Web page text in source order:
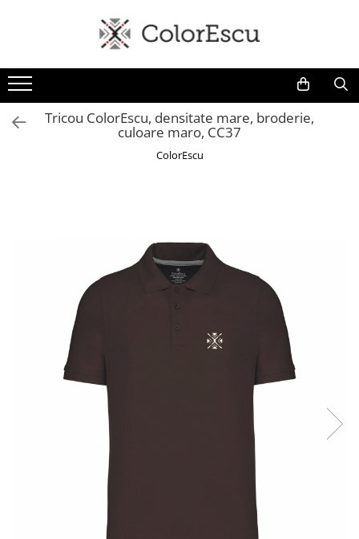
Toate produsele
Tricouri
Tricouri bărbați
Tricouri damă
Bluze si hanorace damă
Bluze de trening | Bluze tehnice
Șepci și căciuli
Simboluri tradiționale
Tricouri de poveste
Tricou ColorEscu, densitate mare, broderie,
culoare maro, CC37
ColorEscu